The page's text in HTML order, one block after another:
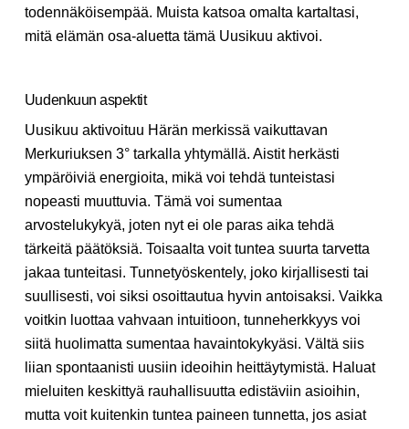
todennäköisempää. Muista katsoa omalta kartaltasi,
mitä elämän osa-aluetta tämä Uusikuu aktivoi.
Uudenkuun aspektit
Uusikuu aktivoituu Härän merkissä vaikuttavan
Merkuriuksen 3° tarkalla yhtymällä. Aistit herkästi
ympäröiviä energioita, mikä voi tehdä tunteistasi
nopeasti muuttuvia. Tämä voi sumentaa
arvostelukykyä, joten nyt ei ole paras aika tehdä
tärkeitä päätöksiä. Toisaalta voit tuntea suurta tarvetta
jakaa tunteitasi. Tunnetyöskentely, joko kirjallisesti tai
suullisesti, voi siksi osoittautua hyvin antoisaksi. Vaikka
voitkin luottaa vahvaan intuitioon, tunneherkkyys voi
siitä huolimatta sumentaa havaintokykyäsi. Vältä siis
liian spontaanisti uusiin ideoihin heittäytymistä. Haluat
mieluiten keskittyä rauhallisuutta edistäviin asioihin,
mutta voit kuitenkin tuntea paineen tunnetta, jos asiat